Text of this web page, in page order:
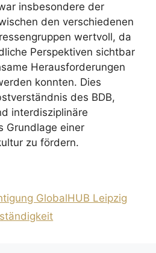
insbesondere der
den verschiedenen
wertvoll, da
Perspektiven sichtbar
Herausforderungen
konnten. Dies
des BDB,
interdisziplinäre
Grundlage einer
zu fördern.
GlobalHUB Leipzig